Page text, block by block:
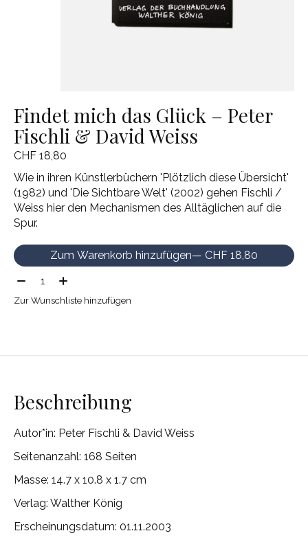
Findet mich das Glück – Peter
Fischli & David Weiss
CHF 18,80
Wie in ihren Künstlerbüchern 'Plötzlich diese Übersicht'
(1982) und 'Die Sichtbare Welt' (2002) gehen Fischli /
Weiss hier den Mechanismen des Alltäglichen auf die
Spur.
Zum Warenkorb hinzufügen
— CHF 18,80
Menge:
Zur Wunschliste hinzufügen
Beschreibung
Autor*in: Peter Fischli & David Weiss
Seitenanzahl: 168 Seiten
Masse: 14.7 x 10.8 x 1.7 cm
Verlag: Walther König
Erscheinungsdatum: 01.11.2003